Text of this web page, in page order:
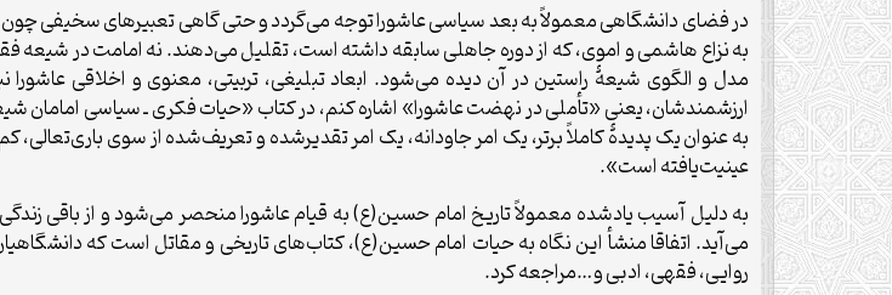
در فضای دانشگاهی معمولاً به بعد سیاسی عاشورا توجه می‌گردد و حتی گاهی تعبیرهای سخیفی
به نزاع هاشمی و اموی، که از دوره جاهلی سابقه داشته است، تقلیل می‌دهند. نه امامت در
مدل و الگوی شیعۀ راستین در آن دیده می‌شود. ابعاد تبلیغی، تربیتی، معنوی و اخلاقی
ارزشمندشان، یعنی «تأملی در نهضت عاشورا» اشاره کنم، در کتاب «حیات فکری ـ سیاسی امامان
به عنوان یک پدیدۀ کاملاً برتر، یک امر جاودانه، یک امر تقدیرشده و تعریف‌شده از سوی
عینیت‌یافته است».
به دلیل آسیب یادشده معمولاً تاریخ امام حسین(ع) به قیام عاشورا منحصر می‌شود و از باقی
می‌آید. اتفاقا منشأ این نگاه به حیات امام حسین(ع)، کتاب‌های تاریخی و مقاتل است که
روایی، فقهی، ادبی و…مراجعه کرد.